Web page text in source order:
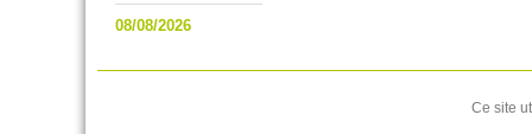
08/08/2026
Ce site